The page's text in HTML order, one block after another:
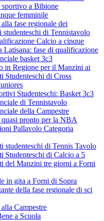
sportivo a Bibione
femminile
fase regionale dei
studenteschi di Tennistavolo
Calcio a cinque
Latisana: fase di qualificazione
basket 3c3
in Regione per il Manzini ai
Studenteschi di Cross
Studenteschi: Basket 3c3
di Tennistavolo
della Campestre
pronto per la NBA
Pallavolo Categoria
studenteschi di Tennis Tavolo
Studenteschi di Calcio a 5
del Manzini tre giorni a Forni
in gita a Forni di Sopra
della fase regionale di sci
Campestre
a Scuola